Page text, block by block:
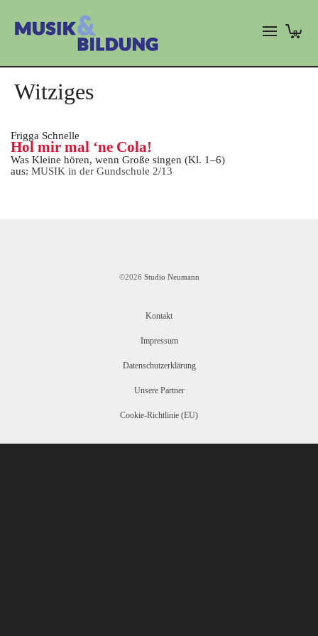
0
Witziges
Frigga Schnelle
Hol mir mal ‘ne Cola!
Was Kleine hören, wenn Große singen (Kl. 1–6)
aus: MUSIK in der Gundschule 2/13
©2026 Studio Neumann
Kontakt
Impressum
Datenschutzerklärung
Unsere Partner
Cookie-Richtlinie (EU)